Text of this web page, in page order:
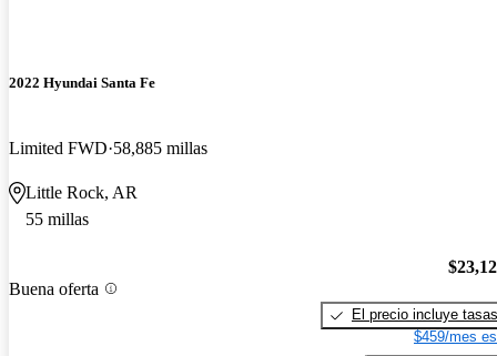
2022 Hyundai Santa Fe
Limited FWD 58,885 millas
Little Rock, AR
55 millas
Buena oferta
El precio incluye tasas
$459/mes